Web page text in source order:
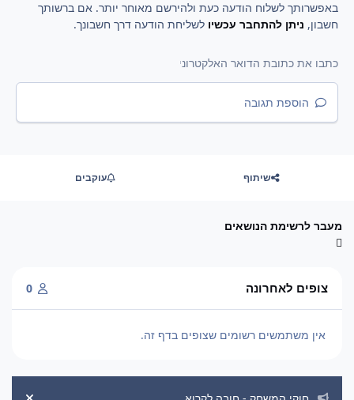
באפשרותך לשלוח הודעה כעת ולהירשם מאוחר יותר. אם ברשותך
חשבון, ניתן להתחבר עכשיו לשליחת הודעה דרך חשבונך.
הוספת תגובה
שיתוף עוקבים
מעבר לרשימת הנושאים
צופים לאחרונה 0
אין משתמשים רשומים שצופים בדף זה.